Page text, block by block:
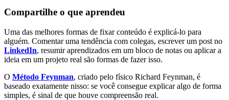
Compartilhe o que aprendeu
Uma das melhores formas de fixar conteúdo é explicá-lo para
alguém. Comentar uma tendência com colegas, escrever um post no
LinkedIn, resumir aprendizados em um bloco de notas ou aplicar a
ideia em um projeto real são formas de fazer isso.
O Método Feynman, criado pelo físico Richard Feynman, é
baseado exatamente nisso: se você consegue explicar algo de forma
simples, é sinal de que houve compreensão real.